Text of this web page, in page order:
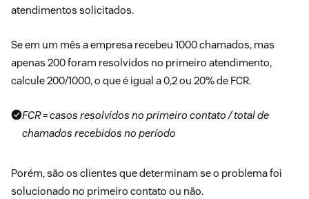
atendimentos solicitados.
Se em um mês a empresa recebeu 1000 chamados, mas
apenas 200 foram resolvidos no primeiro atendimento,
calcule 200/1000, o que é igual a 0,2 ou 20% de FCR.
FCR = casos resolvidos no primeiro contato / total de
chamados recebidos no período
Porém, são os clientes que determinam se o problema foi
solucionado no primeiro contato ou não.